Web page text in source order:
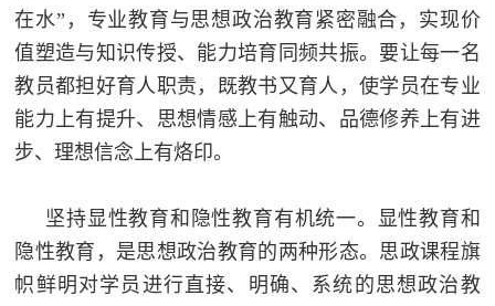
在水”，专业教育与思想政治教育紧密融合，实现价
值塑造与知识传授、能力培育同频共振。要让每一名
教员都担好育人职责，既教书又育人，使学员在专业
能力上有提升、思想情感上有触动、品德修养上有进
步、理想信念上有烙印。
坚持显性教育和隐性教育有机统一。显性教育和
隐性教育，是思想政治教育的两种形态。思政课程旗
帜鲜明对学员进行直接、明确、系统的思想政治教